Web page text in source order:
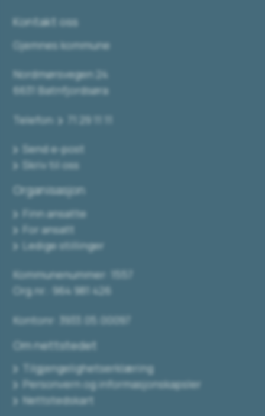
Kontakt oss
Gjemnes kommune
Nordmørsvegen 24
6631 Batnfjordsøra
Telefon: 71 29 11 11
Send e-post
Skriv til oss
Organisasjon
Finn ansatte
For ansatt
Ledige stillinger
Kommunenummer: 1557
Org.nr.: 964 981 426
Kontonr: 3933.05.00097
Om nettstedet
Tilgjengelighetserklæring
Personvern og informasjonskapsler
Nettstedskart